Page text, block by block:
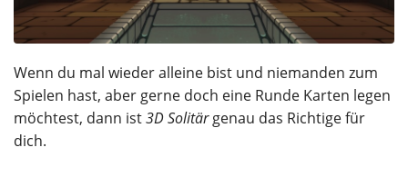
Wenn du mal wieder alleine bist und niemanden zum
Spielen hast, aber gerne doch eine Runde Karten legen
möchtest, dann ist3D Solitärgenau das Richtige für
dich.